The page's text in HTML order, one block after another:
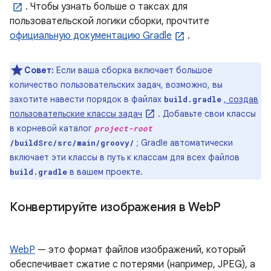
. Чтобы узнать больше о таксах для
пользовательской логики сборки, прочтите
официальную документацию Gradle
.
Совет: Если ваша сборка включает большое
количество пользовательских задач, возможно, вы
захотите навести порядок в файлах build.gradle , создав
пользовательские классы задач
. Добавьте свои классы
в корневой каталог project-root
/buildSrc/src/main/groovy/ ; Gradle автоматически
включает эти классы в путь к классам для всех файлов
build.gradle в вашем проекте.
Конвертируйте изображения в WebP
WebP — это формат файлов изображений, который
обеспечивает сжатие с потерями (например, JPEG), а